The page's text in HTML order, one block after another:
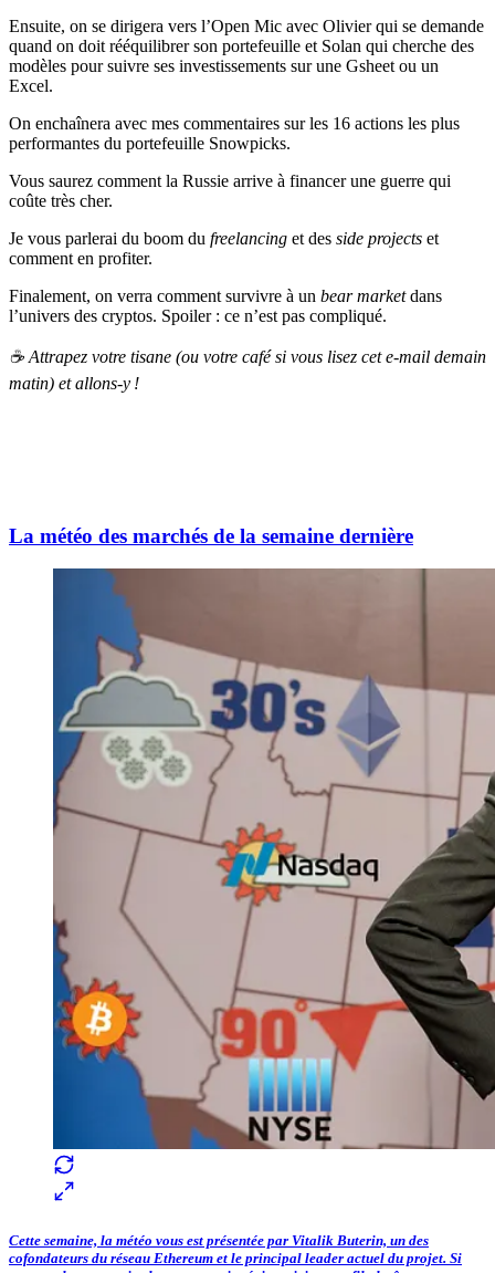
Ensuite, on se dirigera vers l’Open Mic avec Olivier qui se demande
quand on doit rééquilibrer son portefeuille et Solan qui cherche des
modèles pour suivre ses investissements sur une Gsheet ou un
Excel.
On enchaînera avec mes commentaires sur les 16 actions les plus
performantes du portefeuille Snowpicks.
Vous saurez comment la Russie arrive à financer une guerre qui
coûte très cher.
Je vous parlerai du boom du freelancing et des side projects et
comment en profiter.
Finalement, on verra comment survivre à un bear marketdans
l’univers des cryptos. Spoiler : ce n’est pas compliqué.
☕️ Attrapez votre tisane (ou votre café si vous lisez cet e-mail demain
matin) et allons-y !
La météo des marchés de la semaine dernière
Cette semaine, la météo vous est présentée par Vitalik Buterin, un des
cofondateurs du réseau Ethereum et le principal leader actuel du projet. Si